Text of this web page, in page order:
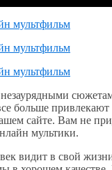
мультфильм
мультфильм
мультфильм
больше привлекают
сайте. Вам не
мультики.
видит в свой